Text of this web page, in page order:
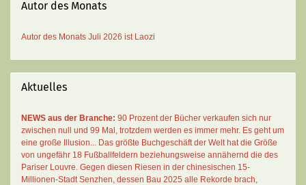
Autor des Monats
Autor des Monats Juli 2026 ist Laozi
Aktuelles
NEWS aus der Branche: 90 Prozent der Bücher verkaufen sich nur
zwischen null und 99 Mal , trotzdem werden es immer mehr. Es geht um
eine große Illusion... Das größte Buchgeschäft der Welt hat die Größe
von ungefähr 18 Fußballfeldern beziehungsweise annähernd die des
Pariser Louvre. Gegen diesen Riesen in der chinesischen 15-
Millionen-Stadt Senzhen, dessen Bau 2025 alle Rekorde brach,